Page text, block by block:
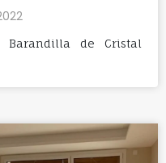
Barandilla de Cristal